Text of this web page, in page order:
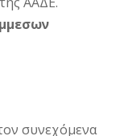
συνεχόμενα